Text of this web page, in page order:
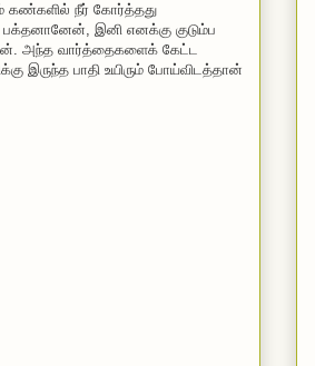
கண்களில் நீர் கோர்த்தது
இனி எனக்கு குடும்ப
அந்த வார்த்தைகளைக் கேட்ட
இருந்த பாதி உயிரும் போய்விடத்தான்